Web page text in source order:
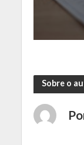
Sobre o